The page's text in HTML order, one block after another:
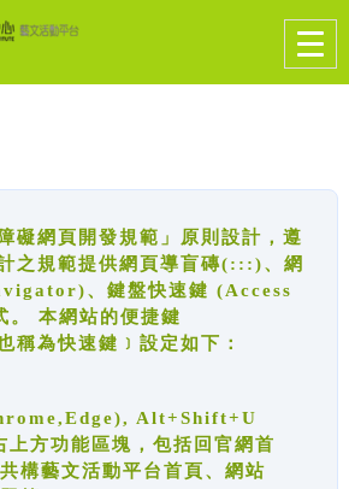
礙網頁開發規範」原則設計，遵
之規範提供網頁導盲磚(:::)、網
、鍵盤快速鍵 (Access
本網站的便捷鍵
稱為快速鍵﹞設定如下：
Alt+Shift+U
方功能區塊，包括回官網首
構藝文活動平台首頁、網站